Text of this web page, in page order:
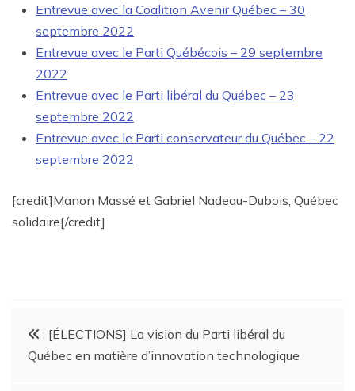
Entrevue avec la Coalition Avenir Québec – 30
septembre 2022
Entrevue avec le Parti Québécois – 29 septembre
2022
Entrevue avec le Parti libéral du Québec – 23
septembre 2022
Entrevue avec le Parti conservateur du Québec – 22
septembre 2022
[credit]Manon Massé et Gabriel Nadeau-Dubois, Québec
solidaire[/credit]
[ÉLECTIONS] La vision du Parti libéral du
Québec en matière d’innovation technologique